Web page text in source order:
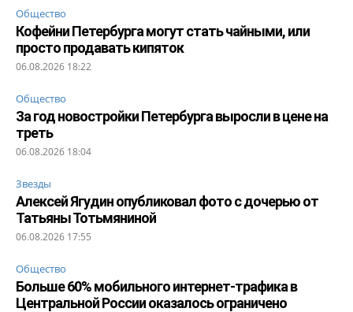
Общество
Кофейни Петербурга могут стать чайными, или
просто продавать кипяток
06.08.2026 18:22
Общество
За год новостройки Петербурга выросли в цене на
треть
06.08.2026 18:04
Звезды
Алексей Ягудин опубликовал фото с дочерью от
Татьяны Тотьмяниной
06.08.2026 17:55
Общество
Больше 60% мобильного интернет-трафика в
Центральной России оказалось ограничено